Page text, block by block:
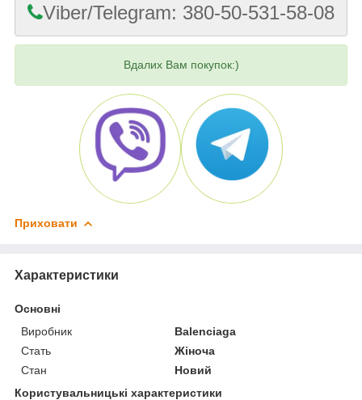
Viber/Telegram: 380-50-531-58-08
Вдалих Вам покупок:)
Приховати
Характеристики
Основні
Виробник
Balenciaga
Стать
Жіноча
Стан
Новий
Користувальницькі характеристики